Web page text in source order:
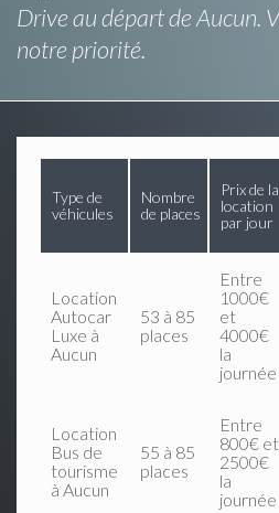
Drive au départ de Aucun.
notre priorité.
Type de
véhicules
Nombre
de places
Prix de la
location
par jour
Location
Autocar
Luxe à
Aucun
53 à 85
places
Entre
1000€
et
4000€
la
journée
Location
Bus de
tourisme
à Aucun
55 à 85
places
Entre
800€ et
2500€
la
journée